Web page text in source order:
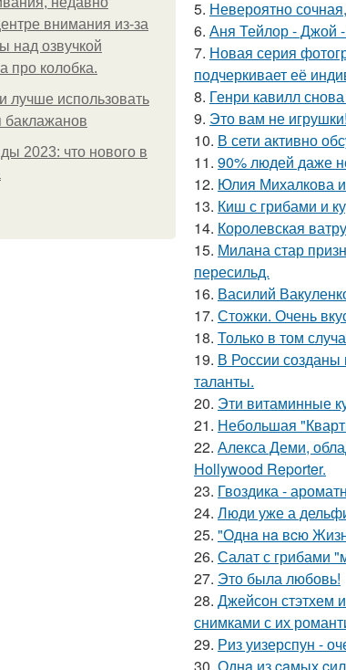
внимания из-за
над озвучкой
про колобка.
лучше использовать
баклажанов
2023: что нового в
5. Невероятно
6. Аня Тейлор - Джой -
7. Новая серия
подчеркивает её
8. Генри кавилл
9. Это вам не игрушки!
10. В сети активно
11. 90% людей даже
12. Юлия Михалкова
13. Киш с грибами и
14. Королевская
15. Милана стар
пересильд.
16. Василий
17. Стожки. Очень
18. Только в том
19. В России созданы
таланты.
20. Эти витаминные
21. Небольшая
22. Алекса Деми,
Hollywood Reporter.
23. Гвоздика -
24. Люди уже а
25. "Однa нa вcю
26. Салат с грибами
27. Это была любовь!
28. Джейсон стэтхем
снимками с их
29. Риз уизерспун -